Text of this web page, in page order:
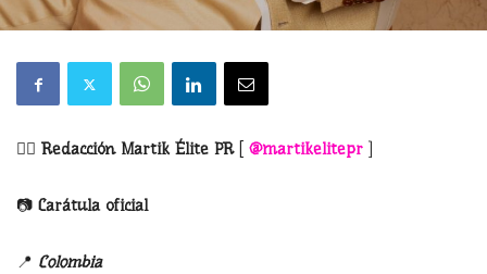
✍🏼 Redacción Martik Élite PR[ @martikelitepr ]
📷 Carátula oficial
📍 Colombia